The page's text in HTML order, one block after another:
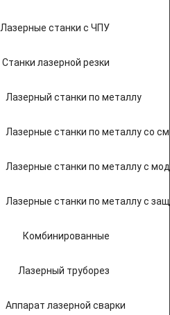
Лазерные станки с ЧПУ
Станки лазерной резки
Лазерный станки по металлу
Лазерные станки по металлу со
Лазерные станки по металлу с
Лазерные станки по металлу с
Комбинированные
Лазерный труборез
Аппарат лазерной сварки